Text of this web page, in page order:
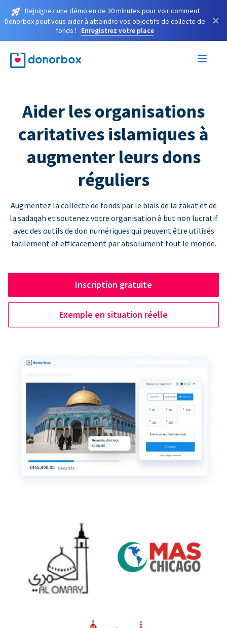
Rejoignez une démo en de 30 minutes pour voir comment
Donorbox peut vous aider à atteindre vos objectifs de collecte de
fonds !
Enregistrez votre place
×
Aider les organisations
caritatives islamiques à
augmenter leurs dons
réguliers
Augmentez la collecte de fonds par le biais de la zakat et de
la sadaqah et soutenez votre organisation à but non lucratif
avec des outils de don numériques qui peuvent être utilisés
facilement et efficacement par absolument tout le monde.
Inscription gratuite
Exemple en situation réelle